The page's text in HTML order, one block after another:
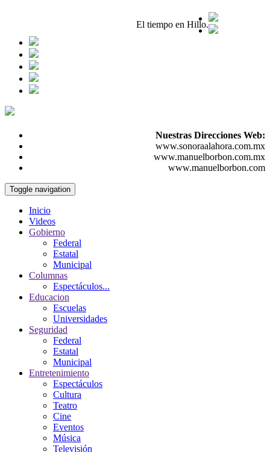
El tiempo en Hillo.
Nuestras Direcciones Web:
www.sonoraalahora.com.mx
www.manuelborbon.com.mx
www.manuelborbon.com
Toggle navigation
Inicio
Videos
Gobierno
Federal
Estatal
Municipal
Columnas
Espectáculos...
Educacion
Escuelas
Universidades
Seguridad
Federal
Estatal
Municipal
Entretenimiento
Espectáculos
Cultura
Teatro
Cine
Eventos
Música
Televisión